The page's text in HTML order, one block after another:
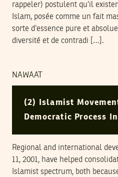
rappeler) postulent qu’il
Islam, posée comme un fait
sorte d’essence pure et
diversité et de contradi […].
NAWAAT
(2) Islamist
Democratic Process
Regional and international
11, 2001, have helped
Islamist spectrum, both